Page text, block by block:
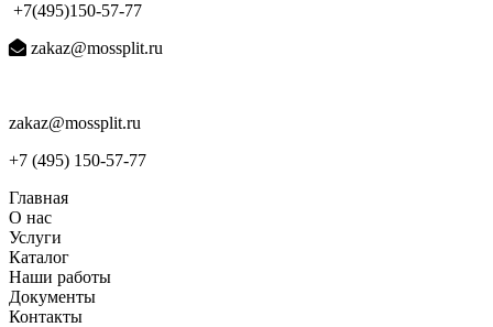
+7(495)150-57-77
zakaz@mossplit.ru
zakaz@mossplit.ru
+7 (495) 150-57-77
Главная
О нас
Услуги
Каталог
Наши работы
Документы
Контакты